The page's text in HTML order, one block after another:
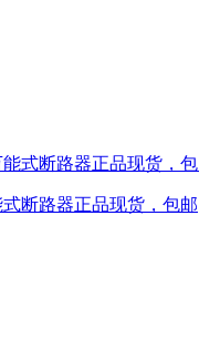
断路器正品现货，包邮